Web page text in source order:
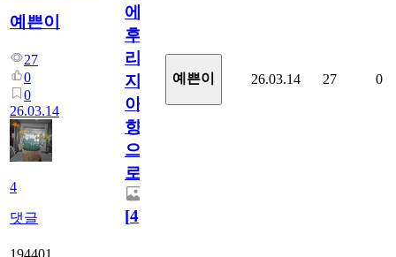
예쁜이
27
0
0
26.03.14
4
댓글
에
후
리
지
아
향
으
로
[4]
예쁜이 26.03.14 27 0
194401